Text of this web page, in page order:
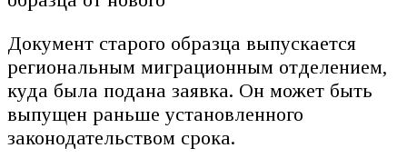
Документ старого образца выпускается
региональным миграционным отделением,
куда была подана заявка. Он может быть
выпущен раньше установленного
законодательством срока.